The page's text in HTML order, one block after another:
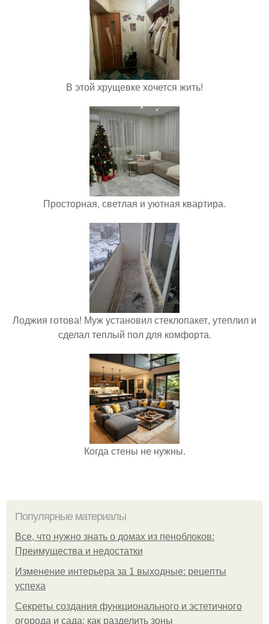
В этой хрущевке хочется жить!
Просторная, светлая и уютная квартира.
Лоджия готова! Муж установил стеклопакет, утеплил и
сделал теплый пол для комфорта.
Когда стены не нужны.
Популярные материалы
Все, что нужно знать о домах из пеноблоков:
Преимущества и недостатки
Изменение интерьера за 1 выходные: рецепты
успеха
Секреты создания функционального и эстетичного
огорода и сада: как разделить зоны